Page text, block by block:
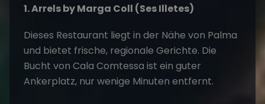
1. Arrels by Marga Coll (Ses Illetes)
Dieses Restaurant liegt in der Nähe von Palma
und bietet frische, regionale Gerichte. Die
Bucht von Cala Comtessa ist ein guter
Ankerplatz, nur wenige Minuten entfernt.